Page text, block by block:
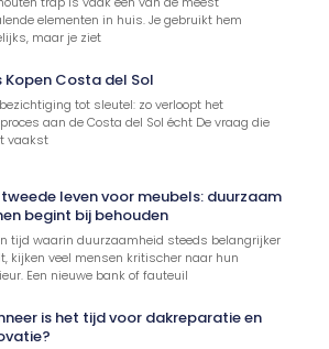
elementen in huis. Je gebruikt hem
maar je ziet
Kopen Costa del Sol
tot sleutel: zo verloopt het
aan de Costa del Sol écht De vraag die
vaakst
tweede leven voor meubels: duurzaam
begint bij behouden
tijd waarin duurzaamheid steeds belangrijker
kijken veel mensen kritischer naar hun
Een nieuwe bank of fauteuil
is het tijd voor dakreparatie en